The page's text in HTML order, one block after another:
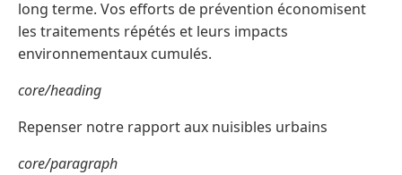
long terme. Vos efforts de prévention économisent
les traitements répétés et leurs impacts
environnementaux cumulés.
core/heading
Repenser notre rapport aux nuisibles urbains
core/paragraph